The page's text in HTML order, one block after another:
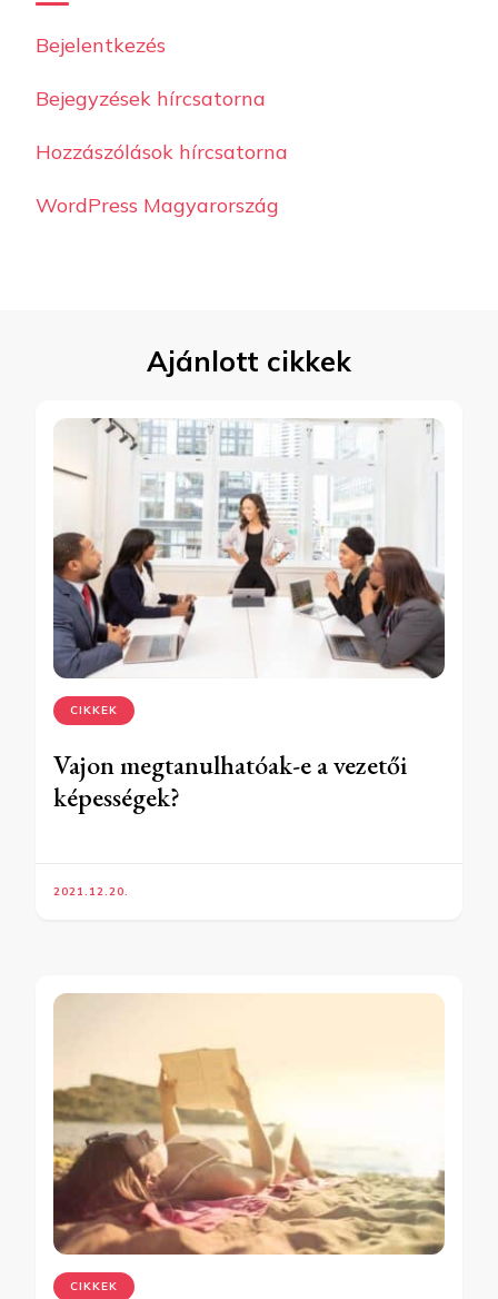
Bejelentkezés
Bejegyzések hírcsatorna
Hozzászólások hírcsatorna
WordPress Magyarország
Ajánlott cikkek
CIKKEK
Vajon megtanulhatóak-e a vezetői
képességek?
2021.12.20.
CIKKEK